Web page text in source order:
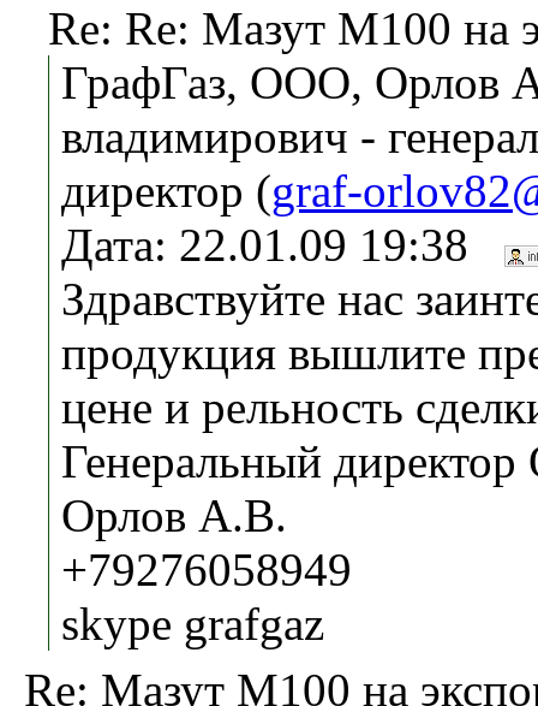
Re: Re: Мазут М100 на
ГрафГаз, ООО, Орлов
владимирович -
директор (graf-
Дата: 22.01.09 19:38
Здравствуйте нас
продукция вышлите
цене и рельность
Генеральный
Орлов А.В.
+79276058949
skype grafgaz
Re: Мазут М100 на